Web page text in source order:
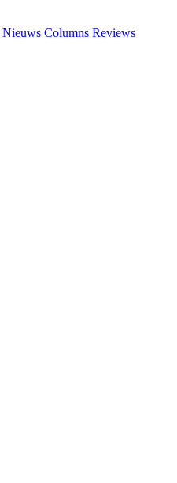
Nieuws Columns Reviews